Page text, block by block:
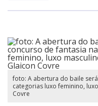
Guia de Serviços
Anuncie
foto: A abertura do baile
categorias luxo feminino,
Covre